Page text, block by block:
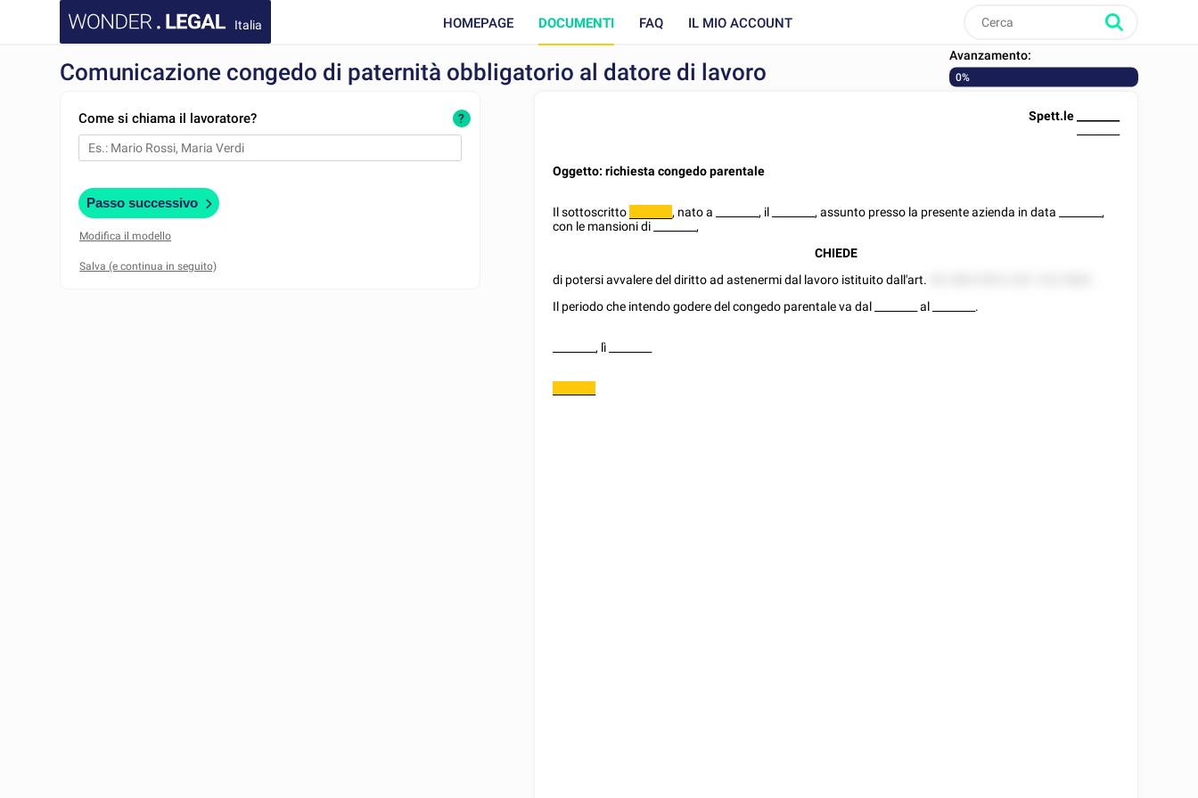
Italia HOMEPAGE DOCUMENTI FAQ IL MIO ACCOUNT
Comunicazione congedo di paternità obbligatorio al datore di lavoro
Avanzamento:
0%
Come si chiama il lavoratore? ?
Passo successivo
Modifica il modello
Spett.le
Oggetto: richiesta congedo parentale
Il sottoscritto ________, nato a , il , assunto presso la presente azienda in data
,
con le mansioni di
,
CHIEDE
di potersi avvalere del diritto ad astenermi dal lavoro istituito dall'art.
Il periodo che intendo godere del congedo parentale va dal
al .
, lì